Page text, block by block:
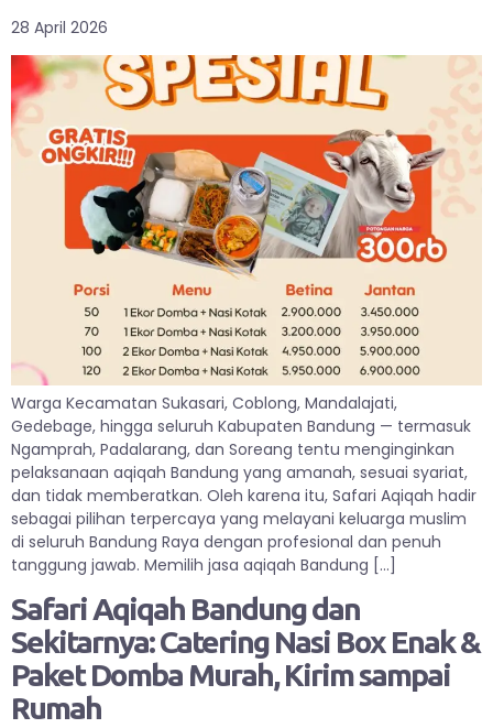
28 April 2026
Warga Kecamatan Sukasari, Coblong, Mandalajati,
Gedebage, hingga seluruh Kabupaten Bandung — termasuk
Ngamprah, Padalarang, dan Soreang tentu menginginkan
pelaksanaan aqiqah Bandung yang amanah, sesuai syariat,
dan tidak memberatkan. Oleh karena itu, Safari Aqiqah hadir
sebagai pilihan terpercaya yang melayani keluarga muslim
di seluruh Bandung Raya dengan profesional dan penuh
tanggung jawab. Memilih jasa aqiqah Bandung […]
Safari Aqiqah Bandung dan
Sekitarnya: Catering Nasi Box Enak &
Paket Domba Murah, Kirim sampai
Rumah